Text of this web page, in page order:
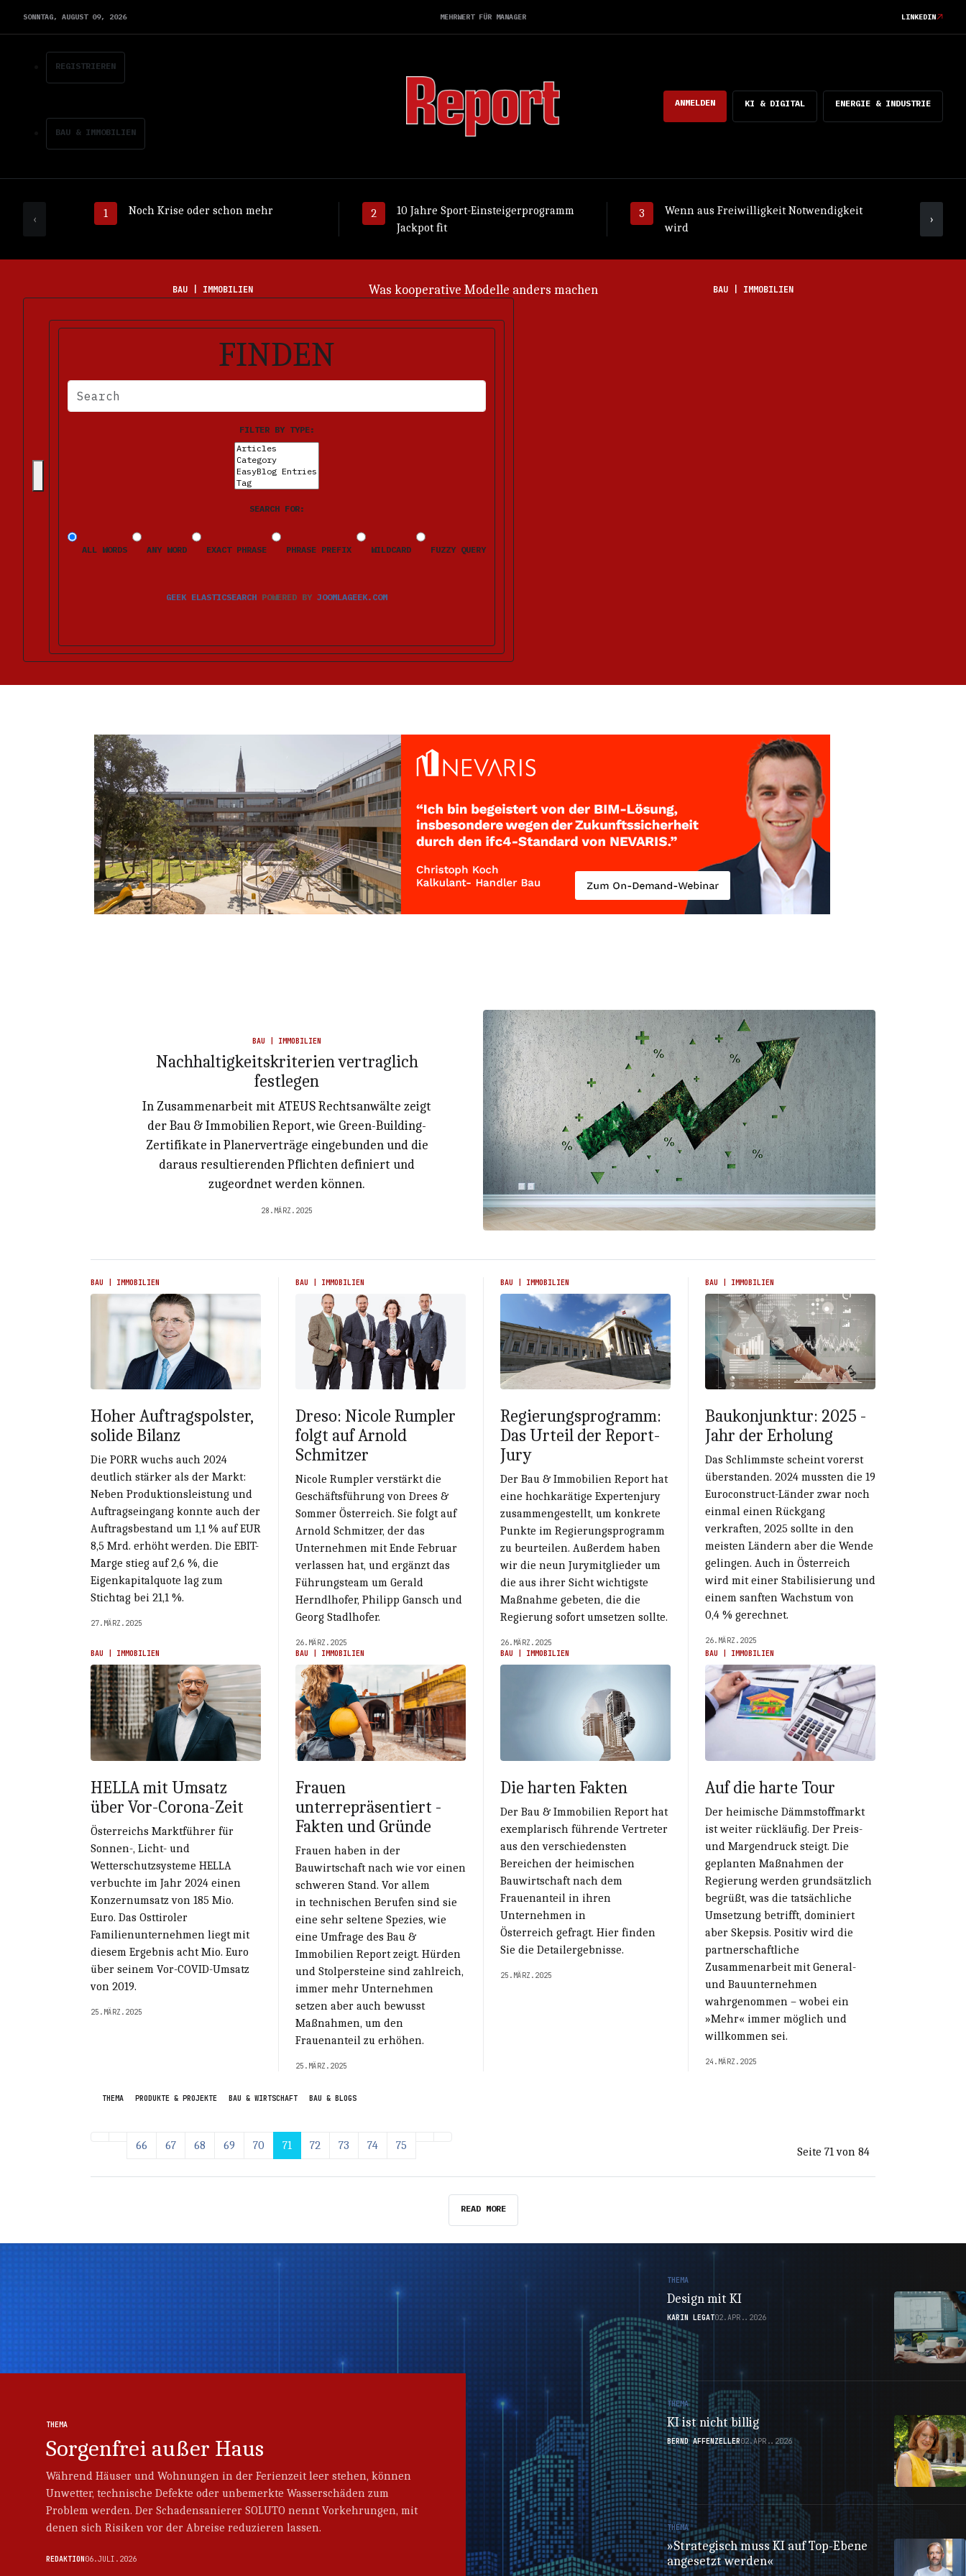
SONNTAG, AUGUST 09, 2026 MEHRWERT FÜR MANAGER LINKEDIN
ANMELDEN KI & DIGITAL ENERGIE & INDUSTRIE
REGISTRIEREN
BAU & IMMOBILIEN
Noch Krise oder schon mehr
10 Jahre Sport-Einsteigerprogramm
Jackpot fit
Wenn aus Freiwilligkeit Notwendigkeit
wird
‹ ›
BAU | IMMOBILIEN Was kooperative Modelle anders machen BAU | IMMOBILIEN
FINDEN
BITTE FÜLLEN SIE DIE ERFORDERLICHEN FELDER AUS. FEHLERMELDUNGEN ERSCHEINEN NACH DEM ABSENDEN BEIM JEWEILIGEN FELD.
FILTER BY TYPE:
SEARCH FOR:
ALL WORDS ANY WORD EXACT PHRASE PHRASE PREFIX WILDCARD FUZZY QUERY
GEEK ELASTICSEARCH POWERED BY JOOMLAGEEK.COM
BAU | IMMOBILIEN
Nachhaltigkeitskriterien vertraglich
festlegen
In Zusammenarbeit mit ATEUS Rechtsanwälte zeigt
der Bau & Immobilien Report, wie Green-Building-
Zertifikate in Planerverträge eingebunden und die
daraus resultierenden Pflichten definiert und
zugeordnet werden können.
28.MÄRZ.2025
BAU | IMMOBILIEN
Hoher Auftragspolster,
solide Bilanz
Die PORR wuchs auch 2024
deutlich stärker als der Markt:
Neben Produktionsleistung und
Auftragseingang konnte auch der
Auftragsbestand um 1,1 % auf EUR
8,5 Mrd. erhöht werden. Die EBIT-
Marge stieg auf 2,6 %, die
Eigenkapitalquote lag zum
Stichtag bei 21,1 %.
27.MÄRZ.2025
BAU | IMMOBILIEN
Dreso: Nicole Rumpler
folgt auf Arnold
Schmitzer
Nicole Rumpler verstärkt die
Geschäftsführung von Drees &
Sommer Österreich. Sie folgt auf
Arnold Schmitzer, der das
Unternehmen mit Ende Februar
verlassen hat, und ergänzt das
Führungsteam um Gerald
Herndlhofer, Philipp Gansch und
Georg Stadlhofer.
26.MÄRZ.2025
BAU | IMMOBILIEN
Regierungsprogramm:
Das Urteil der Report-
Jury
Der Bau & Immobilien Report hat
eine hochkarätige Expertenjury
zusammengestellt, um konkrete
Punkte im Regierungsprogramm
zu beurteilen. Außerdem haben
wir die neun Jury­mitglieder um
die aus ihrer Sicht wichtigste
Maßnahme gebeten, die die
Regierung sofort umsetzen sollte.
26.MÄRZ.2025
BAU | IMMOBILIEN
Baukonjunktur: 2025 -
Jahr der Erholung
Das Schlimmste scheint vorerst
überstanden. 2024 mussten die 19
Euroconstruct-Länder zwar noch
einmal einen Rückgang
verkraften, 2025 sollte in den
meisten Ländern aber die Wende
gelingen. Auch in Österreich
wird mit einer Stabilisierung und
einem sanften Wachstum von
0,4 % gerechnet.
26.MÄRZ.2025
BAU | IMMOBILIEN
HELLA mit Umsatz
über Vor-Corona-Zeit
Österreichs Marktführer für
Sonnen-, Licht- und
Wetterschutzsysteme HELLA
verbuchte im Jahr 2024 einen
Konzernumsatz von 185 Mio.
Euro. Das Osttiroler
Familienunternehmen liegt mit
diesem Ergebnis acht Mio. Euro
über seinem Vor-COVID-Umsatz
von 2019.
25.MÄRZ.2025
BAU | IMMOBILIEN
Frauen
unterrepräsentiert -
Fakten und Gründe
Frauen haben in der
Bauwirtschaft nach wie vor einen
schweren Stand. Vor allem
in technischen Berufen sind sie
eine sehr seltene Spezies, wie
eine Umfrage des Bau &
Immobilien Report zeigt. Hürden
und Stolpersteine sind zahlreich,
immer mehr Unternehmen
setzen aber auch bewusst
Maßnahmen, um den
Frauenanteil zu erhöhen.
25.MÄRZ.2025
BAU | IMMOBILIEN
Die harten Fakten
Der Bau & Immobilien Report hat
exemplarisch führende Vertreter
aus den verschiedensten
Bereichen der heimischen
Bauwirtschaft nach dem
Frauenanteil in ihren
Unternehmen in
Österreich gefragt. Hier finden
Sie die Detailergebnisse.
25.MÄRZ.2025
BAU | IMMOBILIEN
Auf die harte Tour
Der heimische Dämmstoffmarkt
ist weiter rückläufig. Der Preis-
und Margendruck steigt. Die
geplanten Maßnahmen der
Regierung werden grundsätzlich
begrüßt, was die tatsächliche
Umsetzung betrifft, dominiert
aber Skepsis. Positiv wird die
partnerschaftliche
Zusammenarbeit mit General-
und Bauunternehmen
wahrgenommen – wobei ein
»Mehr« immer möglich und
willkommen sei.
24.MÄRZ.2025
THEMA PRODUKTE & PROJEKTE BAU & WIRTSCHAFT BAU & BLOGS
Seite 71 von 84
66 67 68 69 70 71 72 73 74 75
READ MORE
Thema Thema
THEMA
Sorgenfrei außer Haus
Während Häuser und Wohnungen in der Ferienzeit leer stehen, können
Unwetter, technische Defekte oder unbemerkte Wasserschäden zum
Problem werden. Der Schadensanierer SOLUTO nennt Vorkehrungen, mit
denen sich Risiken vor der Abreise reduzieren lassen.
REDAKTION06.JULI.2026
THEMA
Design mit KI
KARIN LEGAT02.APR..2026
THEMA
KI ist nicht billig
BERND AFFENZELLER02.APR..2026
THEMA
»Strategisch muss KI auf Top-Ebene
angesetzt werden«